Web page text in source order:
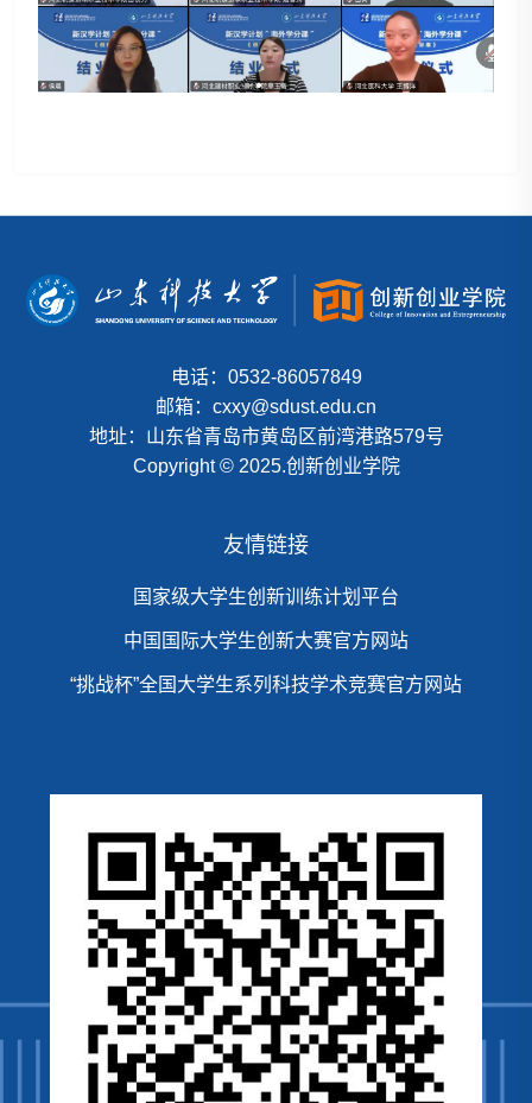
电话：0532-86057849
邮箱：cxxy@sdust.edu.cn
地址：山东省青岛市黄岛区前湾港路579号
Copyright © 2025.创新创业学院
友情链接
国家级大学生创新训练计划平台
中国国际大学生创新大赛官方网站
“挑战杯”全国大学生系列科技学术竞赛官方网站